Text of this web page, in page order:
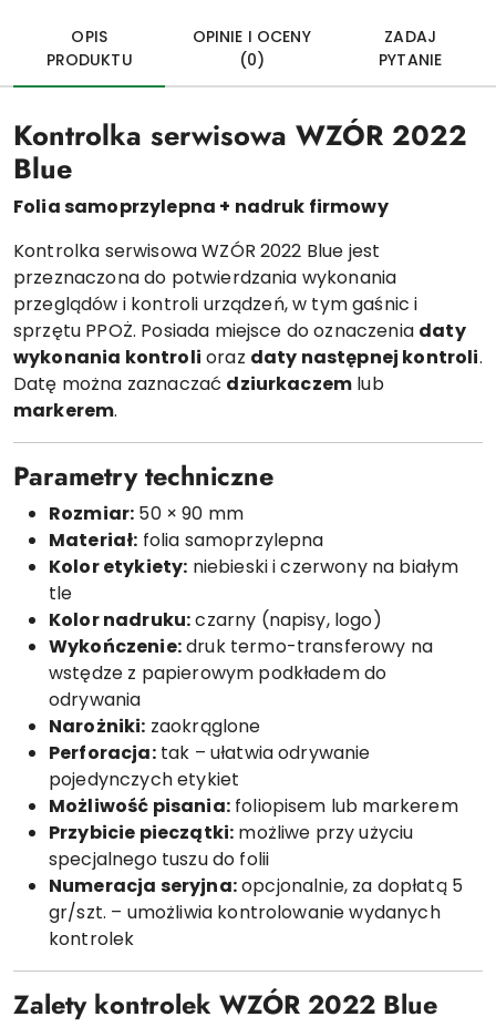
OPIS
PRODUKTU
OPINIE I OCENY
(0)
ZADAJ
PYTANIE
Kontrolka serwisowa WZÓR 2022
Blue
Folia samoprzylepna + nadruk firmowy
Kontrolka serwisowa WZÓR 2022 Blue jest
przeznaczona do potwierdzania wykonania
przeglądów i kontroli urządzeń, w tym gaśnic i
sprzętu PPOŻ. Posiada miejsce do oznaczenia daty
wykonania kontroli oraz daty następnej kontroli.
Datę można zaznaczać dziurkaczem lub
markerem.
Parametry techniczne
Rozmiar: 50 × 90 mm
Materiał: folia samoprzylepna
Kolor etykiety: niebieski i czerwony na białym
tle
Kolor nadruku:czarny (napisy, logo)
Wykończenie:druk termo-transferowy na
wstędze z papierowym podkładem do
odrywania
Narożniki: zaokrąglone
Perforacja:tak – ułatwia odrywanie
pojedynczych etykiet
Możliwość pisania:foliopisem lub markerem
Przybicie pieczątki: możliwe przy użyciu
specjalnego tuszu do folii
Numeracja seryjna:opcjonalnie, za dopłatą 5
gr/szt. – umożliwia kontrolowanie wydanych
kontrolek
Zalety kontrolek WZÓR 2022 Blue